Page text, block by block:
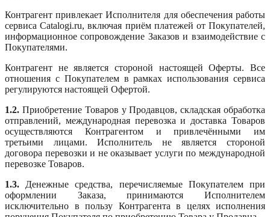
Контрагент привлекает Исполнителя для обеспечения работы
сервиса Catalogi.ru, включая приём платежей от Покупателей,
информационное сопровождение Заказов и взаимодействие с
Покупателями.
Контрагент не является стороной настоящей Оферты. Все
отношения с Покупателем в рамках использования сервиса
регулируются настоящей Офертой.
1.2. Приобретение Товаров у Продавцов, складская обработка
отправлений, международная перевозка и доставка Товаров
осуществляются Контрагентом и привлечёнными им
третьими лицами. Исполнитель не является стороной
договора перевозки и не оказывает услуги по международной
перевозке Товаров.
1.3. Денежные средства, перечисляемые Покупателем при
оформлении Заказа, принимаются Исполнителем
исключительно в пользу Контрагента в целях исполнения